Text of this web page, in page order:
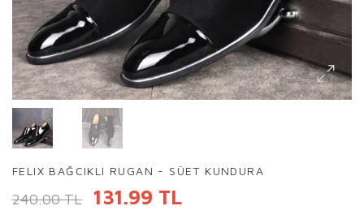
FELIX BAĞCIKLI RUGAN - SÜET KUNDURA
240.00 TL 131.99 TL